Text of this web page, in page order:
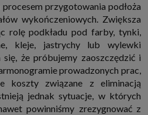
tego serwisu), to możemy przetwarzać
do realizacji tej umowy.
usługi (np. sprawdzenie, czy do Twojego
osoba), dokonanie pomiarów
usług i dopasowanie ich do potrzeb i
treści w usługach), jak
i promocji własnych usług (np. jeśli
artykuły w biznesistyl.pl lub na
to możemy Ci wyświetlić reklamę
biznesistyl.pl/automoto. Takie
naszych prawnie uzasadnionych
przygotowania podłoża
wykończeniowych. Zwiększa
rolę podkładu pod farby, tynki,
kleje, jastrychy lub wylewki
się, że próbujemy zaoszczędzić i
prowadzonych prac,
koszty związane z eliminacją
jednak sytuacje, w których
powinniśmy zrezygnować z